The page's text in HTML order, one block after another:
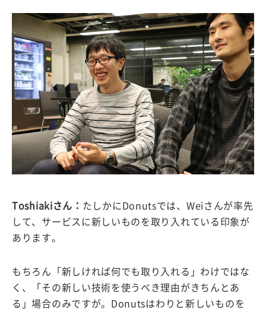
Toshiakiさん： たしかにDonutsでは、Weiさんが率先
して、サービスに新しいものを取り入れている印象が
あります。
もちろん「新しければ何でも取り入れる」わけではな
く、「その新しい技術を使うべき理由がきちんとあ
る」場合のみですが。Donutsはわりと新しいものを